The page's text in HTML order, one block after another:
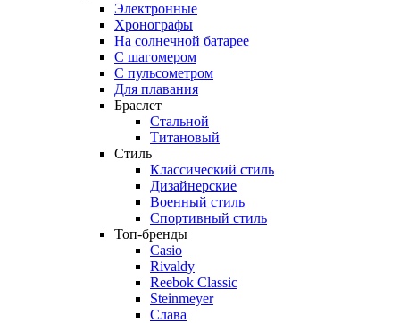
Электронные
Хронографы
На солнечной батарее
С шагомером
С пульсометром
Для плавания
Браслет
Стальной
Титановый
Стиль
Классический стиль
Дизайнерские
Военный стиль
Спортивный стиль
Топ-бренды
Casio
Rivaldy
Reebok Classic
Steinmeyer
Слава